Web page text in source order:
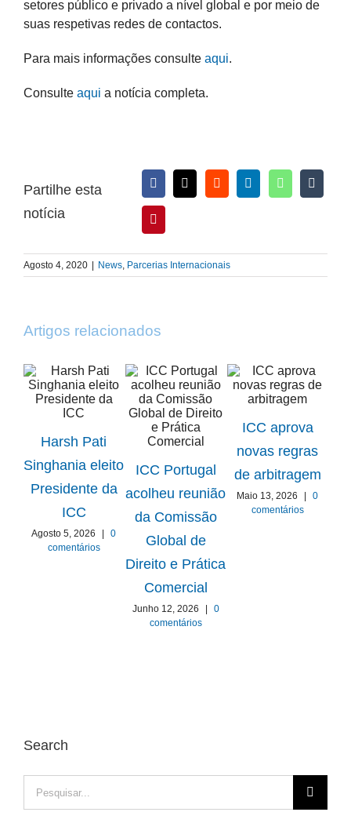
setores público e privado a nível global e por meio de
suas respetivas redes de contactos.
Para mais informações consulte aqui.
Consulte aqui a notícia completa.
Partilhe esta
notícia
Agosto 4, 2020 | News, Parcerias Internacionais
Artigos relacionados
Harsh Pati
Singhania eleito
Presidente da
ICC
Agosto 5, 2026 |
0
comentários
ICC Portugal
acolheu reunião
da Comissão
Global de
Direito e Prática
Comercial
Junho 12, 2026 |
0
comentários
ICC aprova
novas regras
de arbitragem
Maio 13, 2026 |
0
comentários
Search